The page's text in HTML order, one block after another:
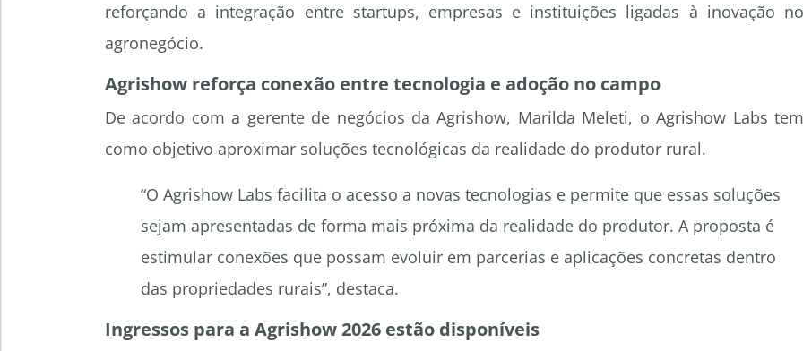
reforçando a integração entre startups, empresas e instituições ligadas à inovação no
agronegócio.
Agrishow reforça conexão entre tecnologia e adoção no campo
De acordo com a gerente de negócios da Agrishow, Marilda Meleti, o Agrishow Labs tem
como objetivo aproximar soluções tecnológicas da realidade do produtor rural.
“O Agrishow Labs facilita o acesso a novas tecnologias e permite que essas soluções
sejam apresentadas de forma mais próxima da realidade do produtor. A proposta é
estimular conexões que possam evoluir em parcerias e aplicações concretas dentro
das propriedades rurais”, destaca.
Ingressos para a Agrishow 2026 estão disponíveis